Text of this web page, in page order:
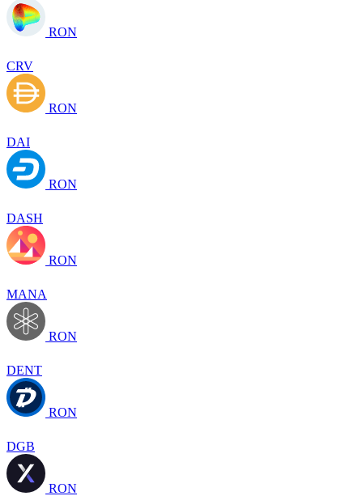
RON
CRV
RON
DAI
RON
DASH
RON
MANA
RON
DENT
RON
DGB
RON